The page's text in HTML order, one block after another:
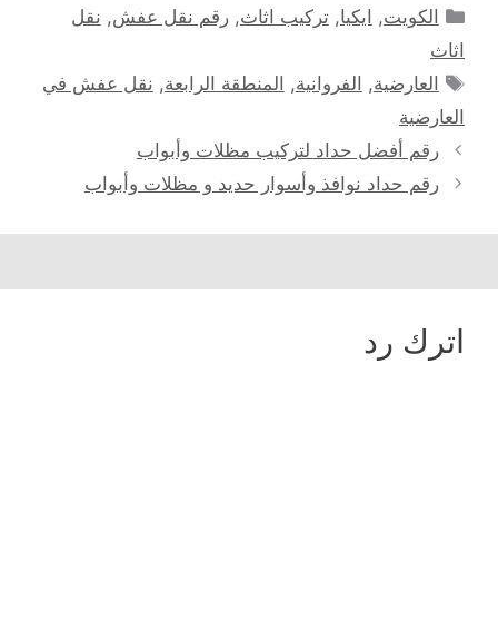
التصنيفات
الكويت, ايكيا,تركيب اثاث,رقم نقل عفش, نقل
اثاث
الوسوم
العارضية, الفروانية, المنطقة الرابعة, نقل عفش في
العارضية
رقم أفضل حداد لتركيب مظلات وأبواب
رقم حداد نوافذ وأسوار حديد و مظلات وأبواب
اترك رد